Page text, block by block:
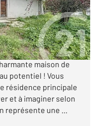
Gaudens,
maison de
potentiel ! Vous
résidence principale
et à imaginer selon
représente une ...